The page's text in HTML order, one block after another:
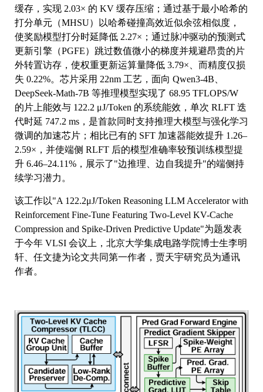
缓存，实现 2.03× 的 KV 缓存压缩；通过基于最小哈希的
打分单元（MHSU）以哈希碰撞高效近似余弦相似度，
使奖励模型打分时延降低 2.27×；通过脉冲驱动的预测式
更新引擎（PGFE）跳过数值微小的梯度并规避昂贵的片
外转置访存，使权重更新运算量降低 3.79×、而精度仅损
失 0.22%。芯片采用 22nm 工艺，面向 Qwen3-4B、
DeepSeek-Math-7B 等推理模型实现了 68.95 TFLOPS/W
的片上能效与 122.2 μJ/Token 的系统能效，单次 RLFT 迭
代时延 747.2 ms，是首款同时支持推理大模型与强化学习
微调的加速芯片；相比已有的 SFT 加速器能效提升 1.26–
2.59×，并使端侧 RLFT 后的模型准确率较预训练模型提
升 6.46–24.11%，展示了"边推理、边自我提升"的端侧持
续学习潜力。
该工作以"A 122.2μJ/Token Reasoning LLM Accelerator with
Reinforcement Fine-Tune Featuring Two-Level KV-Cache
Compression and Spike-Driven Predictive Update"为题发表
于今年 VLSI 会议上，北京大学集成电路学院博士生李明
轩、任文捷为论文共同第一作者，贾天宇研究员为通讯
作者。